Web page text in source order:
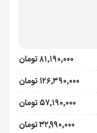
۸۱٬۱۹۰٬۰۰۰ تومان
۱۲۶٬۳۹۰٬۰۰۰ تومان
۵۷٬۱۹۰٬۰۰۰ تومان
۳۲٬۹۹۰٬۰۰۰ تومان